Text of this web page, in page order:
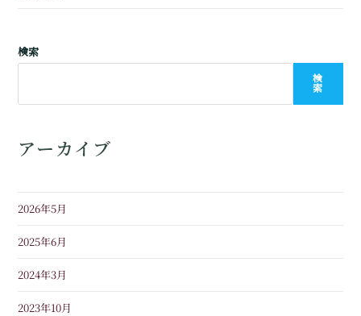
検索
検
索
アーカイブ
2026年5月
2025年6月
2024年3月
2023年10月